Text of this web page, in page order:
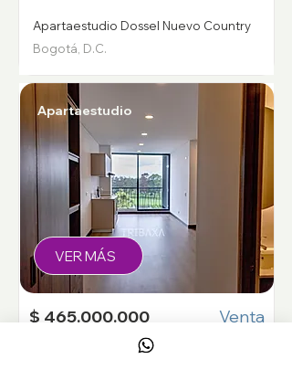
Apartaestudio Dossel Nuevo Country
Bogotá, D.C.
Apartaestudio
VER MÁS
$ 465.000.000 Venta